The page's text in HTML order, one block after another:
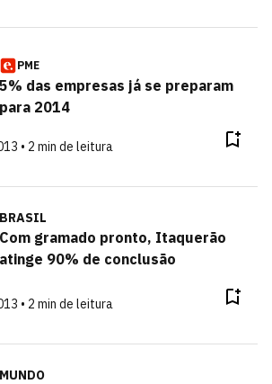
PME
5% das empresas já se preparam
para 2014
• 2 min de leitura
BRASIL
Com gramado pronto, Itaquerão
atinge 90% de conclusão
• 2 min de leitura